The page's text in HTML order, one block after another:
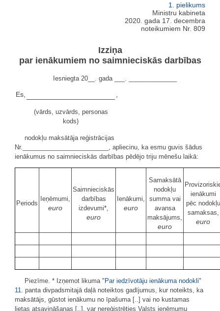
1. pielikums
Ministru kabineta
2020. gada 17. decembra
noteikumiem Nr. 809
Izziņa
par ienākumiem no saimnieciskās darbības
Iesniegta 20__. gada ___. ______________
Es, ,
(vārds, uzvārds, personas
kods)
nodokļu maksātāja reģistrācijas
Nr._________________________, apliecinu, ka esmu guvis šādus
ienākumus no saimnieciskās darbības pēdējo triju mēnešu laikā:
Periods
Ieņēmumi,
euro
Saimnieciskās
darbības
izdevumi*,
euro
Ienākumi,
euro
Samaksātā
nodokļu
summa vai
avansa
maksājums,
euro
ienākumi
pēc nodokļu
samaksas,
euro
Piezīme. * Izņemot likuma " Par iedzīvotāju ienākuma nodokli"
11. panta divpadsmitajā daļā noteiktos gadījumus, kur noteikts, ka
maksātājs, gūstot ienākumu no īpašuma [..] vai no kustamas
lietas atsavināšanas [..], var nereģistrēties Valsts ieņēmumu